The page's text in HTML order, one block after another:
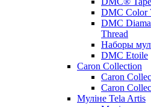
DMC Color
DMC
Thread
Наборы
DMC Etoile
Caron Collection
Caron
Caron
Муліне Tela Artis